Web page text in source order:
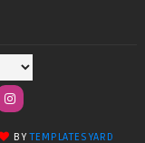
BYTEMPLATESYARD